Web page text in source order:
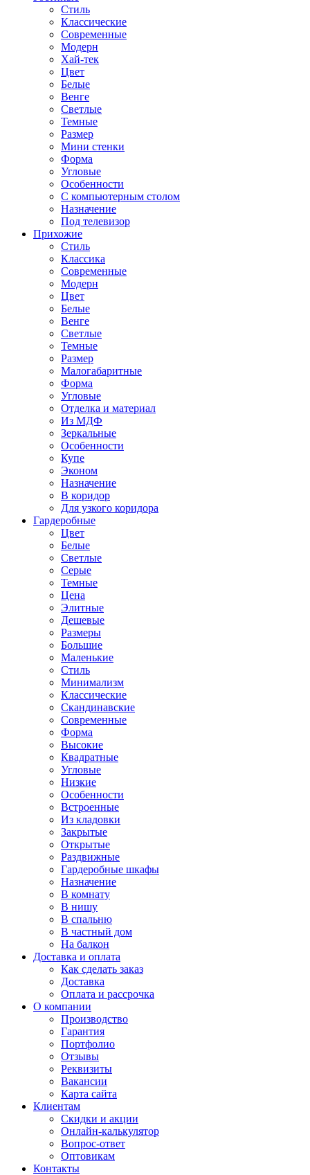
Стиль
Классические
Современные
Модерн
Хай-тек
Цвет
Белые
Венге
Светлые
Темные
Размер
Мини стенки
Форма
Угловые
Особенности
С компьютерным столом
Назначение
Под телевизор
Прихожие
Стиль
Классика
Современные
Модерн
Цвет
Белые
Венге
Светлые
Темные
Размер
Малогабаритные
Форма
Угловые
Отделка и материал
Из МДФ
Зеркальные
Особенности
Купе
Эконом
Назначение
В коридор
Для узкого коридора
Гардеробные
Цвет
Белые
Светлые
Серые
Темные
Цена
Элитные
Дешевые
Размеры
Большие
Маленькие
Стиль
Минимализм
Классические
Скандинавские
Современные
Форма
Высокие
Квадратные
Угловые
Низкие
Особенности
Встроенные
Из кладовки
Закрытые
Открытые
Раздвижные
Гардеробные шкафы
Назначение
В комнату
В нишу
В спальню
В частный дом
На балкон
Доставка и оплата
Как сделать заказ
Доставка
Оплата и рассрочка
О компании
Производство
Гарантия
Портфолио
Отзывы
Реквизиты
Вакансии
Карта сайта
Клиентам
Скидки и акции
Онлайн-калькулятор
Вопрос-ответ
Оптовикам
Контакты